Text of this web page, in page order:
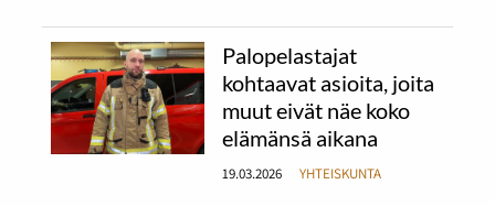
Palopelastajat
kohtaavat asioita, joita
muut eivät näe koko
elämänsä aikana
19.03.2026 YHTEISKUNTA